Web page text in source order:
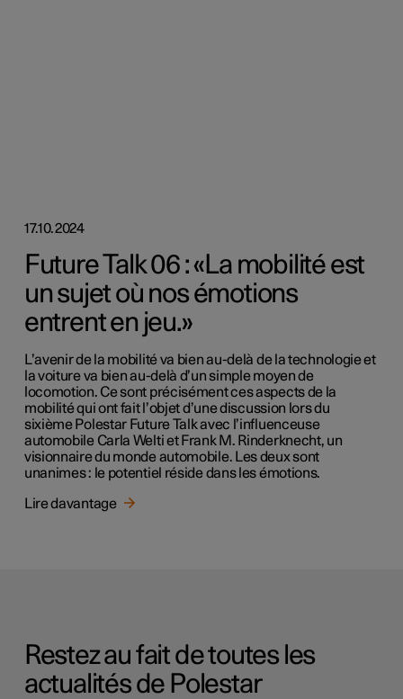
17.10.2024
Future Talk 06 : «La mobilité est
un sujet où nos émotions
entrent en jeu.»
L’avenir de la mobilité va bien au-delà de la technologie et
la voiture va bien au-delà d’un simple moyen de
locomotion. Ce sont précisément ces aspects de la
mobilité qui ont fait l’objet d’une discussion lors du
sixième Polestar Future Talk avec l’influenceuse
automobile Carla Welti et Frank M. Rinderknecht, un
visionnaire du monde automobile. Les deux sont
unanimes : le potentiel réside dans les émotions.
Lire davantage
Restez au fait de toutes les
actualités de Polestar